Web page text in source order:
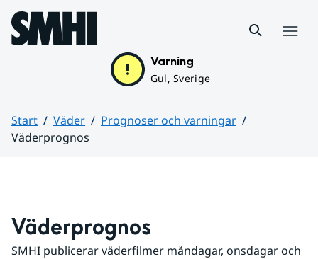
Hoppa till sidans innehåll
Varning
Gul, Sverige
Start Väder
Prognoser och varningar
Väderprognos
Väderprognos
SMHI publicerar väderfilmer måndagar, onsdagar och